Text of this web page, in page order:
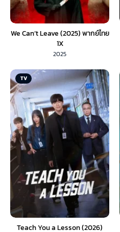
We Can’t Leave (2025) พากย์ไทย
1X
2025
TV
Teach You a Lesson (2026)